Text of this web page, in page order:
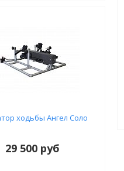
ходьбы Ангел Соло
29 500 руб